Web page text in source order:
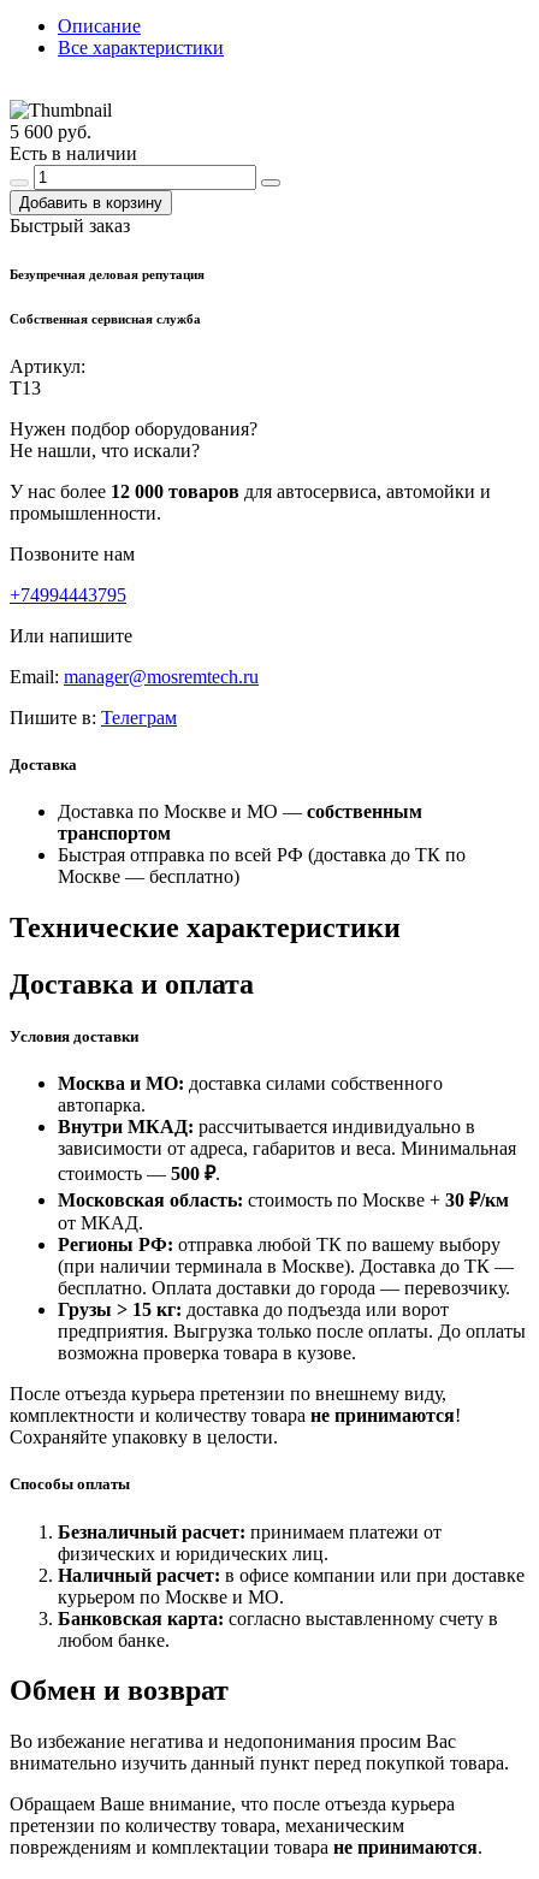
Описание
Все характеристики
5 600 руб.
Есть в наличии
Добавить в корзину
Быстрый заказ
Безупречная деловая репутация
Собственная сервисная служба
Артикул:
T13
Нужен подбор оборудования?
Не нашли, что искали?
У нас более 12 000 товаров для автосервиса, автомойки и
промышленности.
Позвоните нам
+74994443795
Или напишите
Email: manager@mosremtech.ru
Пишите в: Телеграм
Доставка
Доставка по Москве и МО — собственным
транспортом
Быстрая отправка по всей РФ (доставка до ТК по
Москве — бесплатно)
Технические характеристики
Доставка и оплата
Условия доставки
Москва и МО: доставка силами собственного
автопарка.
Внутри МКАД: рассчитывается индивидуально в
зависимости от адреса, габаритов и веса. Минимальная
стоимость — 500 ₽.
Московская область: стоимость по Москве + 30 ₽/км
от МКАД.
Регионы РФ: отправка любой ТК по вашему выбору
(при наличии терминала в Москве). Доставка до ТК —
бесплатно. Оплата доставки до города — перевозчику.
Грузы > 15 кг: доставка до подъезда или ворот
предприятия. Выгрузка только после оплаты. До оплаты
возможна проверка товара в кузове.
После отъезда курьера претензии по внешнему виду,
комплектности и количеству товара не принимаются!
Сохраняйте упаковку в целости.
Способы оплаты
Безналичный расчет: принимаем платежи от
физических и юридических лиц.
Наличный расчет: в офисе компании или при доставке
курьером по Москве и МО.
Банковская карта: согласно выставленному счету в
любом банке.
Обмен и возврат
Во избежание негатива и недопонимания просим Вас
внимательно изучить данный пункт перед покупкой товара.
Обращаем Ваше внимание, что после отъезда курьера
претензии по количеству товара, механическим
повреждениям и комплектации товара не принимаются.